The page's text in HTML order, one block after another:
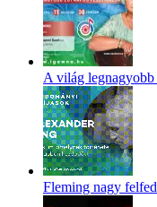
A világ legnagyobb
Fleming nagy